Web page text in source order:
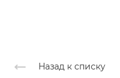
Назад к списку